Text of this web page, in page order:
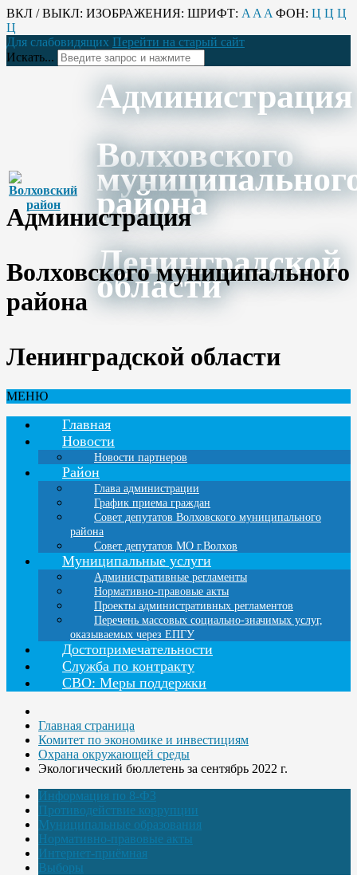
ВКЛ / ВЫКЛ: ИЗОБРАЖЕНИЯ: ШРИФТ: A A A ФОН: Ц Ц Ц
Ц
Для слабовидящих Перейти на старый сайт
Искать...
Администрация
Волховского
района
Ленинградской
области
Администрация
Волховского муниципального
района
Ленинградской области
МЕНЮ
Главная
Новости
Новости партнеров
Район
Глава администрации
График приема граждан
Совет депутатов Волховского муниципального
района
Совет депутатов МО г.Волхов
Муниципальные услуги
Административные регламенты
Нормативно-правовые акты
Проекты административных регламентов
Перечень массовых социально-значимых услуг,
оказываемых через ЕПГУ
Достопримечательности
Служба по контракту
СВО: Меры поддержки
Главная страница
Комитет по экономике и инвестициям
Охрана окружающей среды
Экологический бюллетень за сентябрь 2022 г.
Информация по 8-ФЗ
Противодействие коррупции
Муниципальные образования
Нормативно-правовые акты
Интернет-приёмная
Выборы